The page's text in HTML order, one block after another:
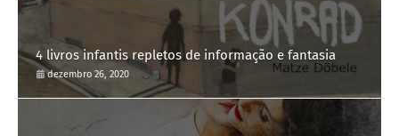
4 livros infantis repletos de informação e fantasia
dezembro 26, 2020